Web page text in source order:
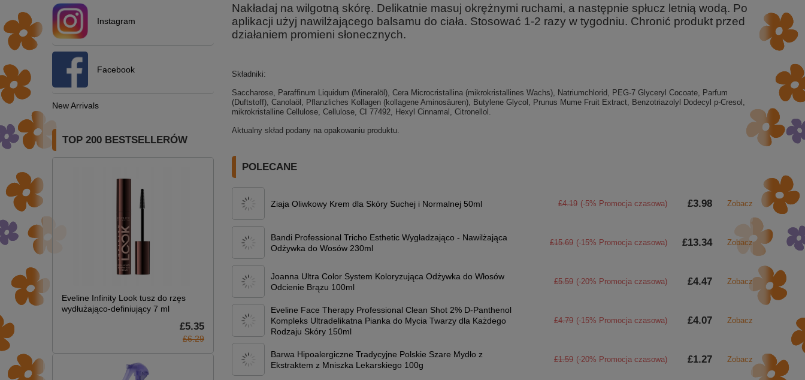
Instagram
Facebook
New Arrivals
TOP 200 BESTSELLERÓW
Eveline Infinity Look tusz do rzęs
wydłużająco-definiujący 7 ml
£5.35
£6.29
Nakładaj na wilgotną skórę. Delikatnie masuj okrężnymi ruchami, a następnie spłucz letnią wodą. Po
aplikacji użyj nawilżającego balsamu do ciała. Stosować 1-2 razy w tygodniu. Chronić produkt przed
działaniem promieni słonecznych.
Składniki:
Saccharose, Paraffinum Liquidum (Mineralöl), Cera Microcristallina (mikrokristallines Wachs), Natriumchlorid, PEG-7 Glyceryl Cocoate, Parfum
(Duftstoff), Canolaöl, Pflanzliches Kollagen (kollagene Aminosäuren), Butylene Glycol, Prunus Mume Fruit Extract, Benzotriazolyl Dodecyl p-Cresol,
mikrokristalline Cellulose, Cellulose, CI 77492, Hexyl Cinnamal, Citronellol.
Aktualny skład podany na opakowaniu produktu.
POLECANE
Ziaja Oliwkowy Krem dla Skóry Suchej i Normalnej 50ml £4.19 (-5% Promocja czasowa) £3.98 Zobacz
Bandi Professional Tricho Esthetic Wygładzająco - Nawilżająca
Odżywka do Wosów 230ml
£15.69 (-15% Promocja czasowa) £13.34 Zobacz
Joanna Ultra Color System Koloryzująca Odżywka do Włosów
Odcienie Brązu 100ml
£5.59 (-20% Promocja czasowa) £4.47 Zobacz
Eveline Face Therapy Professional Clean Shot 2% D-Panthenol
Kompleks Ultradelikatna Pianka do Mycia Twarzy dla Każdego
Rodzaju Skóry 150ml
£4.79 (-15% Promocja czasowa) £4.07 Zobacz
Barwa Hipoalergiczne Tradycyjne Polskie Szare Mydło z
Ekstraktem z Mniszka Lekarskiego 100g
£1.59 (-20% Promocja czasowa) £1.27 Zobacz